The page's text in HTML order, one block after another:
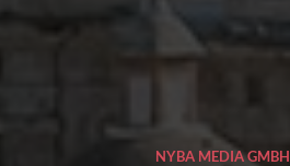
NYBA MEDIA GMBH